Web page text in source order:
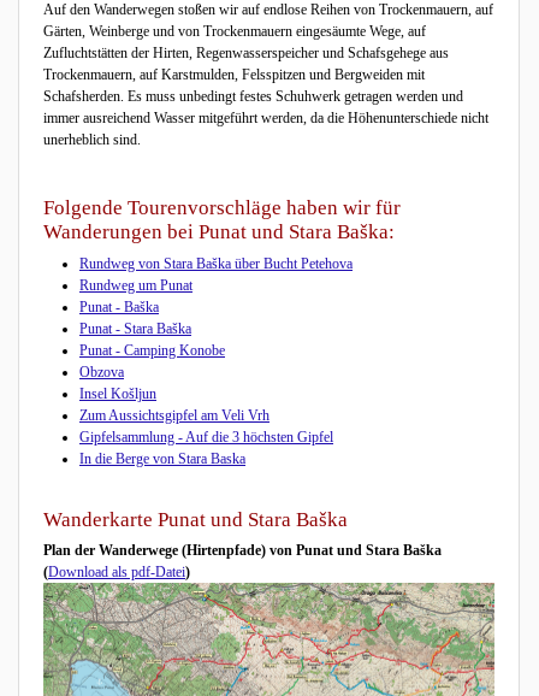
Auf den Wanderwegen stoßen wir auf endlose Reihen von Trockenmauern, auf
Gärten, Weinberge und von Trockenmauern eingesäumte Wege, auf
Zufluchtstätten der Hirten, Regenwasserspeicher und Schafsgehege aus
Trockenmauern, auf Karstmulden, Felsspitzen und Bergweiden mit
Schafsherden. Es muss unbedingt festes Schuhwerk getragen werden und
immer ausreichend Wasser mitgeführt werden, da die Höhenunterschiede nicht
unerheblich sind.
Folgende Tourenvorschläge haben wir für
Wanderungen bei Punat und Stara Baška:
Rundweg von Stara Baška über Bucht Petehova
Rundweg um Punat
Punat - Baška
Punat - Stara Baška
Punat - Camping Konobe
Obzova
Insel Košljun
Zum Aussichtsgipfel am Veli Vrh
Gipfelsammlung - Auf die 3 höchsten Gipfel
In die Berge von Stara Baska
Wanderkarte Punat und Stara Baška
Plan der Wanderwege (Hirtenpfade) von Punat und Stara Baška
(Download als pdf-Datei)